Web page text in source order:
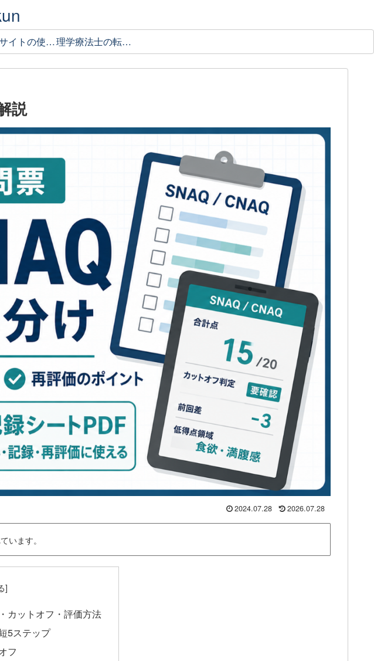
このサイトの使い方 理学療法士の転職ガイド
説
2024.07.28 2026.07.28
います。
カットオフ・評価方法
5ステップ
フ